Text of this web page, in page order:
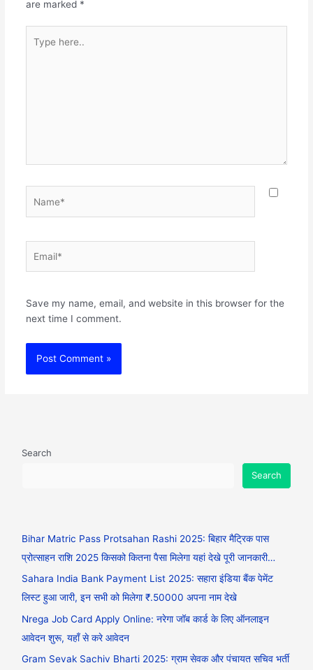
are marked *
here..
Save my name, email, and website in this browser for the
next time I comment.
Search
Search
Bihar Matric Pass Protsahan Rashi 2025: बिहार मैट्रिक पास
प्रोत्साहन राशि 2025 किसको कितना पैसा मिलेगा यहां देखे पूरी जानकारी…
Sahara India Bank Payment List 2025: सहारा इंडिया बैंक पेमेंट
लिस्ट हुआ जारी, इन सभी को मिलेगा ₹.50000 अपना नाम देखे
Nrega Job Card Apply Online: नरेगा जॉब कार्ड के लिए ऑनलाइन
आवेदन शुरू, यहाँ से करे आवेदन
Gram Sevak Sachiv Bharti 2025: ग्राम सेवक और पंचायत सचिव भर्ती